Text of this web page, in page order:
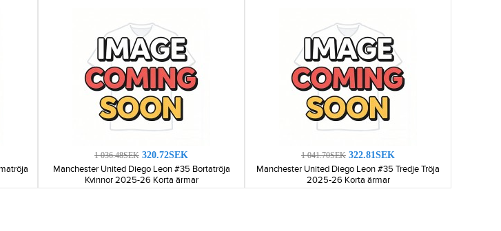
1 036.48SEK 320.72SEK
Manchester United Diego Leon #35 Bortatröja
Kvinnor 2025-26 Korta ärmar
1 041.70SEK 322.81SEK
Manchester United Diego Leon #35 Tredje Tröja
2025-26 Korta ärmar